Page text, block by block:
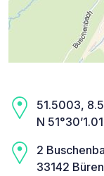
51.5003,
N
2
33142